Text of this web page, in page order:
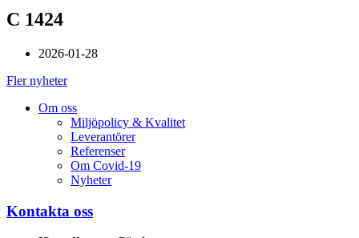
C 1424
2026-01-28
Fler nyheter
Om oss
Miljöpolicy & Kvalitet
Leverantörer
Referenser
Om Covid-19
Nyheter
Kontakta oss